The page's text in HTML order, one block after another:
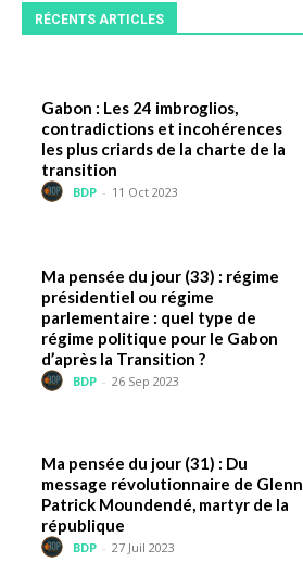
RÉCENTS ARTICLES
Gabon : Les 24 imbroglios,
contradictions et incohérences
les plus criards de la charte de la
transition
BDP - 11 Oct 2023
Ma pensée du jour (33) : régime
présidentiel ou régime
parlementaire : quel type de
régime politique pour le Gabon
d’après la Transition ?
BDP - 26 Sep 2023
Ma pensée du jour (31) : Du
message révolutionnaire de Glenn
Patrick Moundendé, martyr de la
république
BDP - 27 Juil 2023